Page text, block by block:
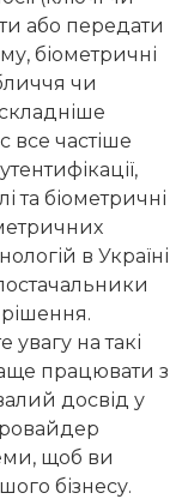
або передати
біометричні
чи
все частіше
та біометричні
в Україні
рішення.
на такі
працювати з
досвід у
щоб ви
бізнесу.